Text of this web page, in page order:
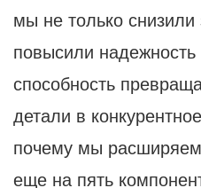
мы не только снизили
повысили надежность
способность
детали в
почему мы
еще на пять